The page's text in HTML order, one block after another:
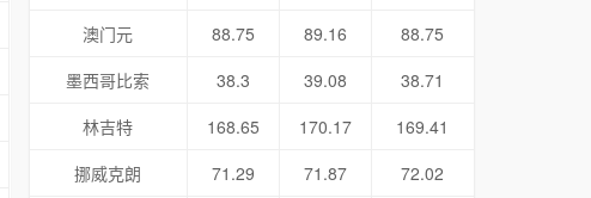
澳门元
88.75 89.16
88.75
墨西哥比索
38.3 39.08
38.71
林吉特
168.65 170.17
169.41
挪威克朗
71.29 71.87
72.02